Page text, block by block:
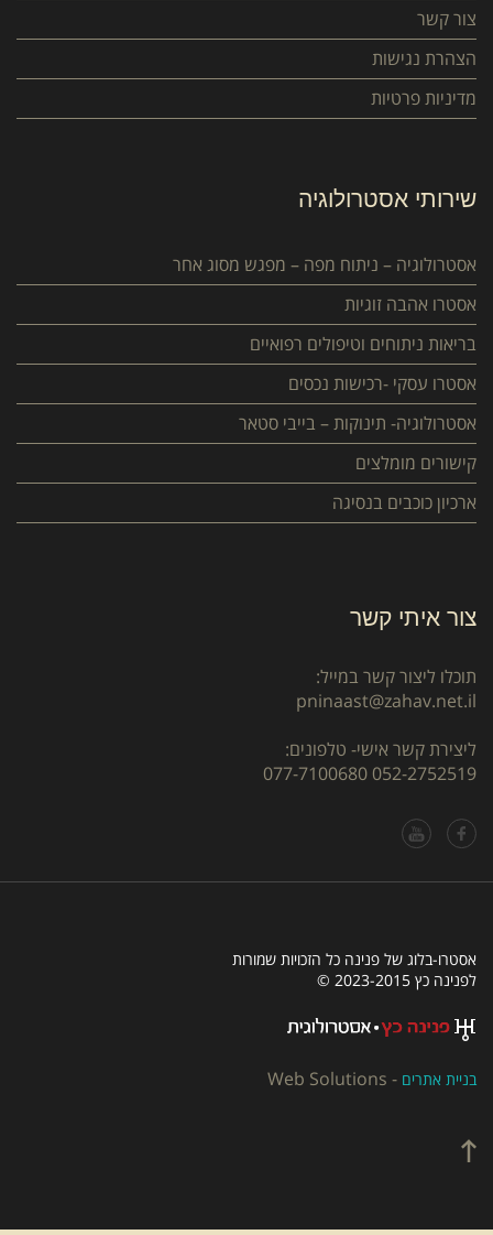
צור קשר
הצהרת נגישות
מדיניות פרטיות
שירותי אסטרולוגיה
אסטרולוגיה – ניתוח מפה – מפגש מסוג אחר
אסטרו אהבה זוגיות
בריאות ניתוחים וטיפולים רפואיים
אסטרו עסקי -רכישות נכסים
אסטרולוגיה- תינוקות – בייבי סטאר
קישורים מומלצים
ארכיון כוכבים בנסיגה
צור איתי קשר
תוכלו ליצור קשר במייל:
pninaast@zahav.net.il
ליצירת קשר אישי- טלפונים:
052-2752519
077-7100680
אסטרו-בלוג של פנינה כל הזכויות שמורות
לפנינה כץ 2023-2015 ©
בניית אתרים -
Web Solutions